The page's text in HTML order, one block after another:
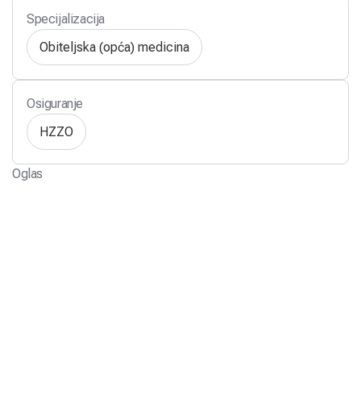
Specijalizacija
Obiteljska (opća) medicina
Osiguranje
HZZO
Oglas